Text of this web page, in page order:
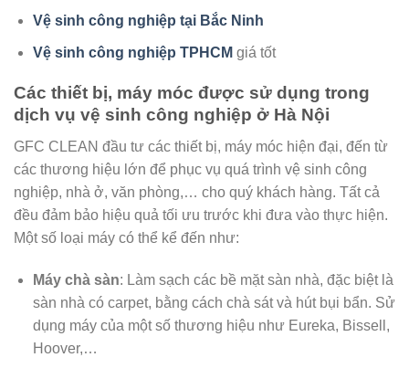
Vệ sinh công nghiệp tại Bắc Ninh
Vệ sinh công nghiệp TPHCM giá tốt
Các thiết bị, máy móc được sử dụng trong
dịch vụ vệ sinh công nghiệp ở Hà Nội
GFC CLEAN đầu tư các thiết bị, máy móc hiện đại, đến từ
các thương hiệu lớn để phục vụ quá trình vệ sinh công
nghiệp, nhà ở, văn phòng,… cho quý khách hàng. Tất cả
đều đảm bảo hiệu quả tối ưu trước khi đưa vào thực hiện.
Một số loại máy có thể kể đến như:
Máy chà sàn: Làm sạch các bề mặt sàn nhà, đặc biệt là
sàn nhà có carpet, bằng cách chà sát và hút bụi bẩn. Sử
dụng máy của một số thương hiệu như Eureka, Bissell,
Hoover,…